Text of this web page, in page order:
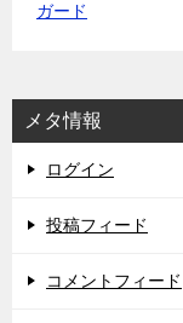
ガード
メタ情報
ログイン
投稿フィード
コメントフィード